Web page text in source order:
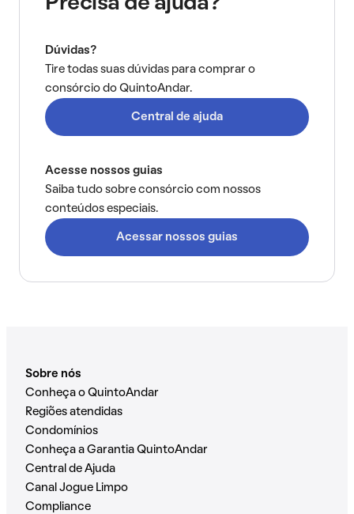
Dúvidas?
Tire todas suas dúvidas para comprar o
consórcio do QuintoAndar.
Central de ajuda
Acesse nossos guias
Saiba tudo sobre consórcio com nossos
conteúdos especiais.
Acessar nossos guias
Sobre nós
Conheça o QuintoAndar
Regiões atendidas
Condomínios
Conheça a Garantia QuintoAndar
Central de Ajuda
Canal Jogue Limpo
Compliance